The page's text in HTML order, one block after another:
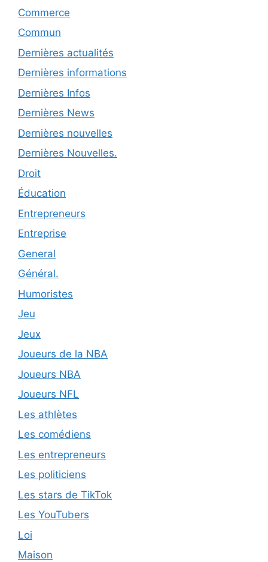
Commerce
Commun
Dernières actualités
Dernières informations
Dernières Infos
Dernières News
Dernières nouvelles
Dernières Nouvelles.
Droit
Éducation
Entrepreneurs
Entreprise
General
Général.
Humoristes
Jeu
Jeux
Joueurs de la NBA
Joueurs NBA
Joueurs NFL
Les athlètes
Les comédiens
Les entrepreneurs
Les politiciens
Les stars de TikTok
Les YouTubers
Loi
Maison